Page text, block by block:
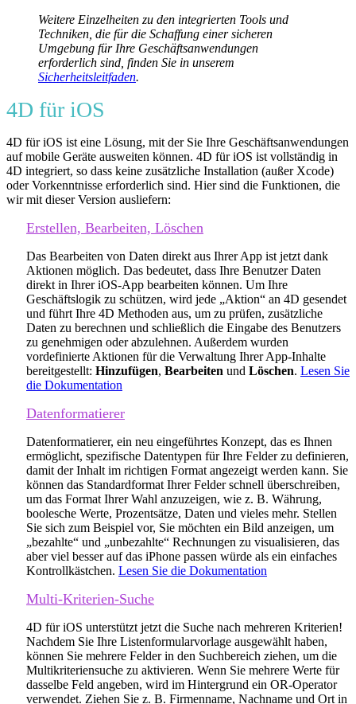
Weitere Einzelheiten zu den integrierten Tools und
Techniken, die für die Schaffung einer sicheren
Umgebung für Ihre Geschäftsanwendungen
erforderlich sind, finden Sie in unserem
Sicherheitsleitfaden.
4D für iOS
4D für iOS ist eine Lösung, mit der Sie Ihre Geschäftsanwendungen
auf mobile Geräte ausweiten können. 4D für iOS ist vollständig in
4D integriert, so dass keine zusätzliche Installation (außer Xcode)
oder Vorkenntnisse erforderlich sind. Hier sind die Funktionen, die
wir mit dieser Version ausliefern:
Erstellen, Bearbeiten, Löschen
Das Bearbeiten von Daten direkt aus Ihrer App ist jetzt dank
Aktionen möglich. Das bedeutet, dass Ihre Benutzer Daten
direkt in Ihrer iOS-App bearbeiten können. Um Ihre
Geschäftslogik zu schützen, wird jede „Aktion“ an 4D gesendet
und führt Ihre 4D Methoden aus, um zu prüfen, zusätzliche
Daten zu berechnen und schließlich die Eingabe des Benutzers
zu genehmigen oder abzulehnen. Außerdem wurden
vordefinierte Aktionen für die Verwaltung Ihrer App-Inhalte
bereitgestellt: Hinzufügen, Bearbeiten und Löschen. Lesen Sie
die Dokumentation
Datenformatierer
Datenformatierer, ein neu eingeführtes Konzept, das es Ihnen
ermöglicht, spezifische Datentypen für Ihre Felder zu definieren,
damit der Inhalt im richtigen Format angezeigt werden kann. Sie
können das Standardformat Ihrer Felder schnell überschreiben,
um das Format Ihrer Wahl anzuzeigen, wie z. B. Währung,
boolesche Werte, Prozentsätze, Daten und vieles mehr. Stellen
Sie sich zum Beispiel vor, Sie möchten ein Bild anzeigen, um
„bezahlte“ und „unbezahlte“ Rechnungen zu visualisieren, das
aber viel besser auf das iPhone passen würde als ein einfaches
Kontrollkästchen. Lesen Sie die Dokumentation
Multi-Kriterien-Suche
4D für iOS unterstützt jetzt die Suche nach mehreren Kriterien!
Nachdem Sie Ihre Listenformularvorlage ausgewählt haben,
können Sie mehrere Felder in den Suchbereich ziehen, um die
Multikriteriensuche zu aktivieren. Wenn Sie mehrere Werte für
dasselbe Feld angeben, wird im Hintergrund ein OR-Operator
verwendet. Ziehen Sie z. B. Firmenname, Nachname und Ort in